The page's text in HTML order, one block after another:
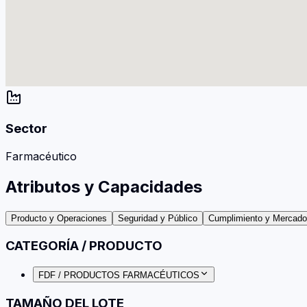
Sector
Farmacéutico
Atributos y Capacidades
Producto y Operaciones Seguridad y Público Cumplimiento y
CATEGORÍA / PRODUCTO
FDF / PRODUCTOS FARMACÉUTICOS
TAMAÑO DEL LOTE